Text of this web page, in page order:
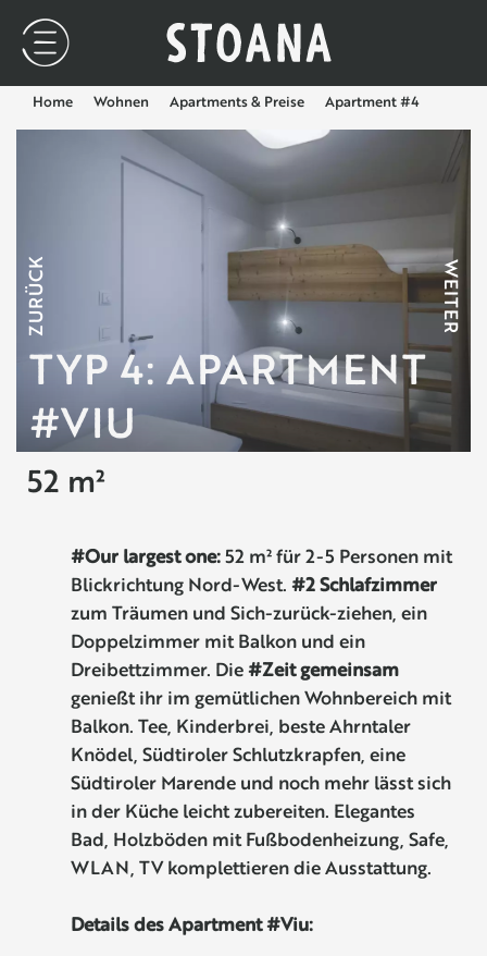
Home Wohnen Apartments & Preise Apartment #4
TYP 4: APARTMENT
#VIU
ZURÜCK WEITER
52 m²
#Our largest one:52 m² für 2-5 Personen mit
Blickrichtung Nord-West. #2 Schlafzimmer
zum Träumen und Sich-zurück-ziehen, ein
Doppelzimmer mit Balkon und ein
Dreibettzimmer. Die#Zeit gemeinsam
genießt ihr im gemütlichen Wohnbereich mit
Balkon. Tee, Kinderbrei, beste Ahrntaler
Knödel, Südtiroler Schlutzkrapfen, eine
Südtiroler Marende und noch mehr lässt sich
in der Küche leicht zubereiten. Elegantes
Bad, Holzböden mit Fußbodenheizung, Safe,
WLAN, TV komplettieren die Ausstattung.
Details des Apartment #Viu: